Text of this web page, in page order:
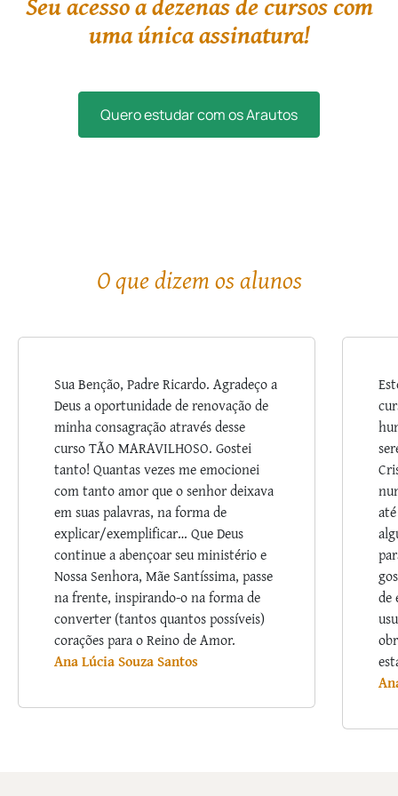
uma única assinatura!
Quero estudar com os Arautos
O que dizem os alunos
Sua Benção, Padre Ricardo. Agradeço a
Deus a oportunidade de renovação de
minha consagração através desse
curso TÃO MARAVILHOSO. Gostei
tanto! Quantas vezes me emocionei
com tanto amor que o senhor deixava
em suas palavras, na forma de
explicar/exemplificar… Que Deus
continue a abençoar seu ministério e
Nossa Senhora, Mãe Santíssima, passe
na frente, inspirando-o na forma de
converter (tantos quantos possíveis)
corações para o Reino de Amor.
Ana Lúcia Souza Santos
de